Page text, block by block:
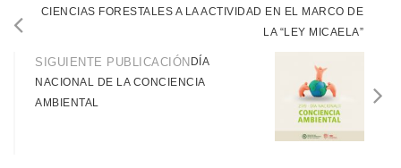
CIENCIAS FORESTALES A LA ACTIVIDAD EN EL MARCO DE
LA “LEY MICAELA”
SIGUIENTE PUBLICACIÓN DÍA
NACIONAL DE LA CONCIENCIA
AMBIENTAL